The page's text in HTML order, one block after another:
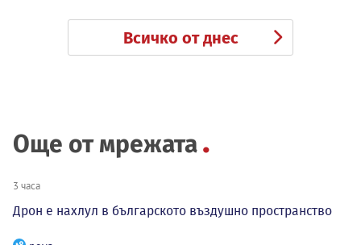
Всичко от днес
Още от мрежата
3 часа
Дрон е нахлул в българското въздушно пространство